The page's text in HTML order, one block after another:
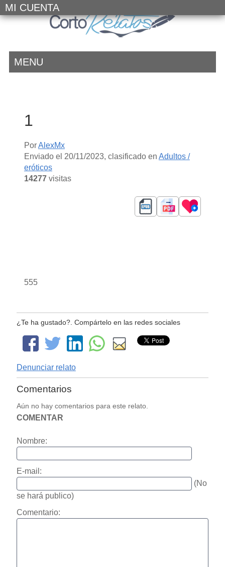
MI CUENTA
MENU
1
PorAlexMx
Enviado el 20/11/2023, clasificado en Adultos /
eróticos
14277visitas
555
¿Te ha gustado?. Compártelo en las redes sociales
Denunciar relato
Comentarios
Aún no hay comentarios para este relato.
COMENTAR
Nombre:
E-mail:
(No
se hará publico)
Comentario: